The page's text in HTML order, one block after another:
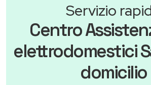
Servizio
Centro
elettrodomestici
domicilio